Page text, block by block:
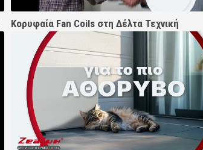
Κορυφαία Fan Coils στη Δέλτα Τεχνική